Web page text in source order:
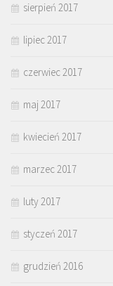
sierpień 2017
lipiec 2017
czerwiec 2017
maj 2017
kwiecień 2017
marzec 2017
luty 2017
styczeń 2017
grudzień 2016